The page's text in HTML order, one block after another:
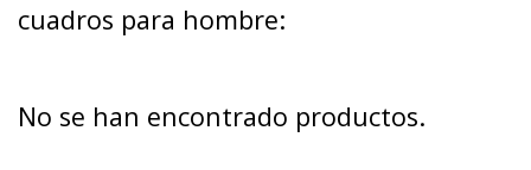
cuadros para hombre:
No se han encontrado productos.